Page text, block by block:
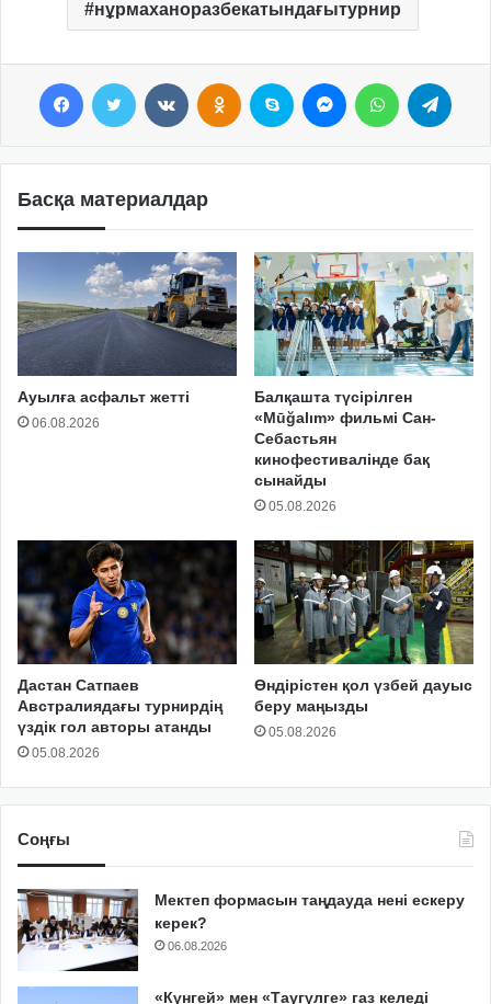
нұрмаханоразбекатындағытурнир
Басқа материалдар
Ауылға асфальт жетті
06.08.2026
Балқашта түсірілген
«Mūğalım» фильмі Сан-
Себастьян
кинофестивалінде бақ
сынайды
05.08.2026
Дастан Сатпаев
Австралиядағы турнирдің
үздік гол авторы атанды
05.08.2026
Өндірістен қол үзбей дауыс
беру маңызды
05.08.2026
Соңғы
Мектеп формасын таңдауда нені ескеру
керек?
06.08.2026
«Күнгей» мен «Таугүлге» газ келеді